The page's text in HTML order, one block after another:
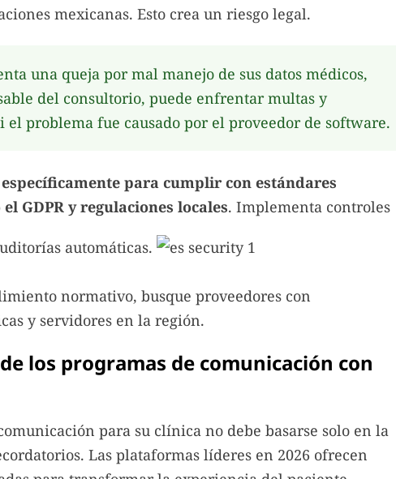
mexicanas. Esto crea un riesgo legal.
una queja por mal manejo de sus datos médicos,
del consultorio, puede enfrentar multas y
el problema fue causado por el proveedor de software.
para cumplir con estándares
GDPR y regulaciones locales. Implementa controles
automáticas.
normativo, busque proveedores con
y servidores en la región.
los programas de comunicación con
para su clínica no debe basarse solo en la
Las plataformas líderes en 2026 ofrecen